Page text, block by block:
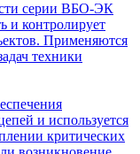
серии ВБО-ЭК
и контролирует
Применяются
техники
и используется
критических